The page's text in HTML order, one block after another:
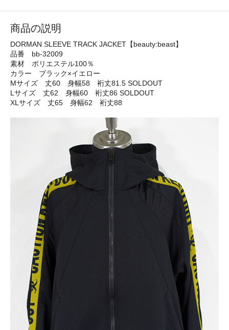
商品の説明
DORMAN SLEEVE TRACK JACKET【beauty:beast】
品番 bb-32009
素材 ポリエステル100％
カラー ブラック×イエロー
Mサイズ 丈60 身幅58 裄丈81.5 SOLDOUT
Lサイズ 丈62 身幅60 裄丈86 SOLDOUT
XLサイズ 丈65 身幅62 裄丈88